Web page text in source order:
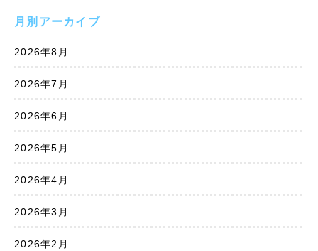
月別アーカイブ
2026年8月
2026年7月
2026年6月
2026年5月
2026年4月
2026年3月
2026年2月